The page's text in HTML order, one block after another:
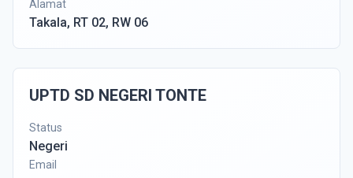
Alamat
Takala, RT 02, RW 06
UPTD SD NEGERI TONTE
Status
Negeri
Email